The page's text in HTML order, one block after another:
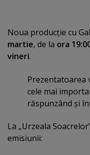
Noua producţie cu
martie, de la ora
vineri.
Prezentatoarea
cele mai
răspunzând şi
La „Urzeala
emisiunii: